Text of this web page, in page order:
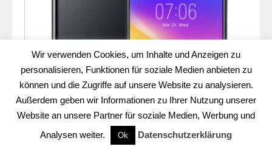
Wir verwenden Cookies, um Inhalte und Anzeigen zu
personalisieren, Funktionen für soziale Medien anbieten zu
können und die Zugriffe auf unsere Website zu analysieren.
Außerdem geben wir Informationen zu Ihrer Nutzung unserer
Website an unsere Partner für soziale Medien, Werbung und
Analysen weiter.
Ok Datenschutzerklärung